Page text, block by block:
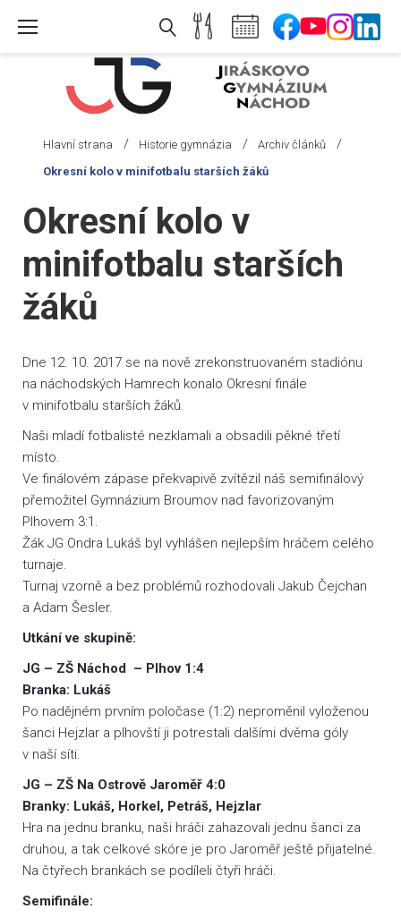
Hlavní strana / Historie gymnázia / Archiv článků /
Okresní kolo v minifotbalu starších žáků
Okresní kolo v
minifotbalu starších
žáků
Dne 12. 10. 2017 se na nově zrekonstruovaném stadiónu
na náchodských Hamrech konalo Okresní finále
v minifotbalu starších žáků.
Naši mladí fotbalisté nezklamali a obsadili pěkné třetí
místo.
Ve finálovém zápase překvapivě zvítězil náš semifinálový
přemožitel Gymnázium Broumov nad favorizovaným
Plhovem 3:1.
Žák JG Ondra Lukáš byl vyhlášen nejlepším hráčem celého
turnaje.
Turnaj vzorně a bez problémů rozhodovali Jakub Čejchan
a Adam Šesler.
Utkání ve skupině:
JG – ZŠ Náchod – Plhov 1:4
Branka: Lukáš
Po nadějném prvním poločase (1:2) neproměnil vyloženou
šanci Hejzlar a plhovští ji potrestali dalšími dvěma góly
v naší síti.
JG – ZŠ Na Ostrově Jaroměř 4:0
Branky: Lukáš, Horkel, Petráš, Hejzlar
Hra na jednu branku, naši hráči zahazovali jednu šanci za
druhou, a tak celkové skóre je pro Jaroměř ještě přijatelné.
Na čtyřech brankách se podíleli čtyři hráči.
Semifinále: